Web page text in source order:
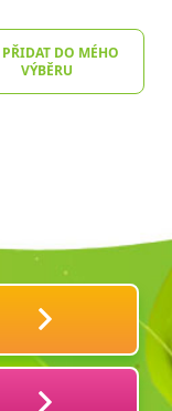
PŘIDAT DO MÉHO
VÝBĚRU